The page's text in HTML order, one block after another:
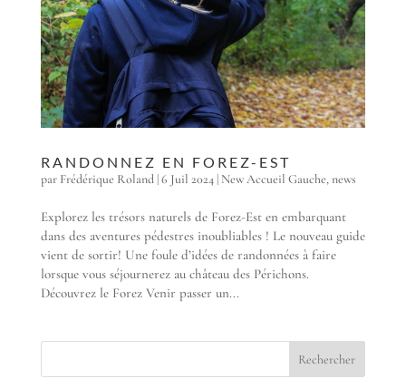
RANDONNEZ EN FOREZ-EST
par Frédérique Roland|6 Juil 2024| New Accueil Gauche,news
Explorez les trésors naturels de Forez-Est en embarquant
dans des aventures pédestres inoubliables ! Le nouveau guide
vient de sortir! Une foule d’idées de randonnées à faire
lorsque vous séjournerez au château des Périchons.
Découvrez le Forez Venir passer un...